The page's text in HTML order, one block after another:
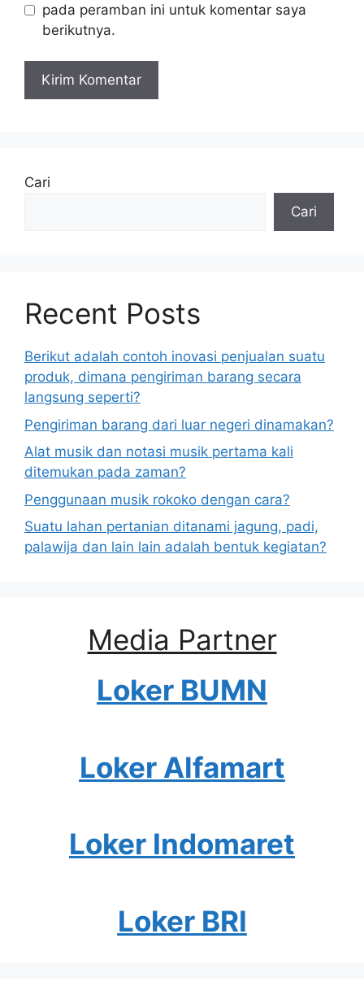
pada peramban ini untuk komentar saya
berikutnya.
Cari
Cari
Recent Posts
Berikut adalah contoh inovasi penjualan suatu
produk, dimana pengiriman barang secara
langsung seperti?
Pengiriman barang dari luar negeri dinamakan?
Alat musik dan notasi musik pertama kali
ditemukan pada zaman?
Penggunaan musik rokoko dengan cara?
Suatu lahan pertanian ditanami jagung, padi,
palawija dan lain lain adalah bentuk kegiatan?
Media Partner
Loker BUMN
Loker Alfamart
Loker Indomaret
Loker BRI